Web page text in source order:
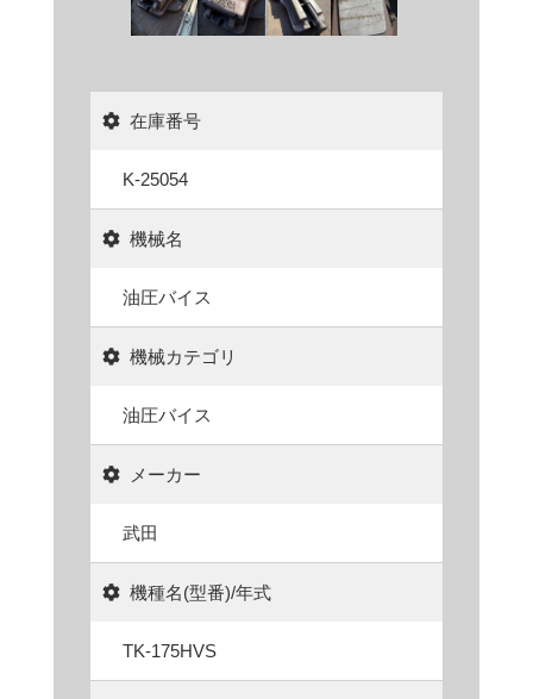
在庫番号
K-25054
機械名
油圧バイス
機械カテゴリ
油圧バイス
メーカー
武田
機種名(型番)/年式
TK-175HVS